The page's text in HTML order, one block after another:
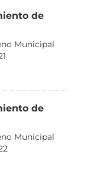
de
Municipal
de
Municipal